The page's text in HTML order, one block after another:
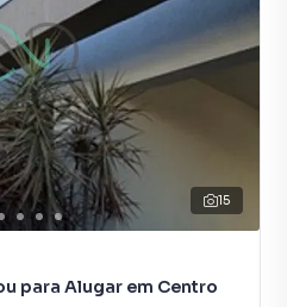
15
para Alugar em Centro